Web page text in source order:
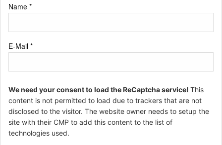
Name *
E-Mail *
We need your consent to load the ReCaptcha service! This
content is not permitted to load due to trackers that are not
disclosed to the visitor. The website owner needs to setup the
site with their CMP to add this content to the list of
technologies used.